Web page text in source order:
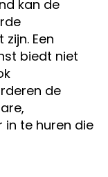
kan de
Een
biedt niet
de
in te huren die